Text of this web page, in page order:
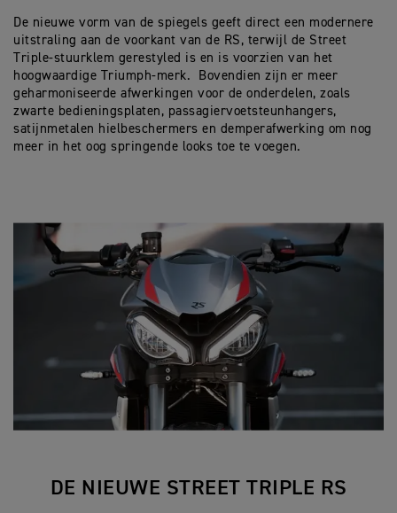
De nieuwe vorm van de spiegels geeft direct een modernere
uitstraling aan de voorkant van de RS, terwijl de Street
Triple-stuurklem gerestyled is en is voorzien van het
hoogwaardige Triumph-merk. Bovendien zijn er meer
geharmoniseerde afwerkingen voor de onderdelen, zoals
zwarte bedieningsplaten, passagiervoetsteunhangers,
satijnmetalen hielbeschermers en demperafwerking om nog
meer in het oog springende looks toe te voegen.
DE NIEUWE STREET TRIPLE RS